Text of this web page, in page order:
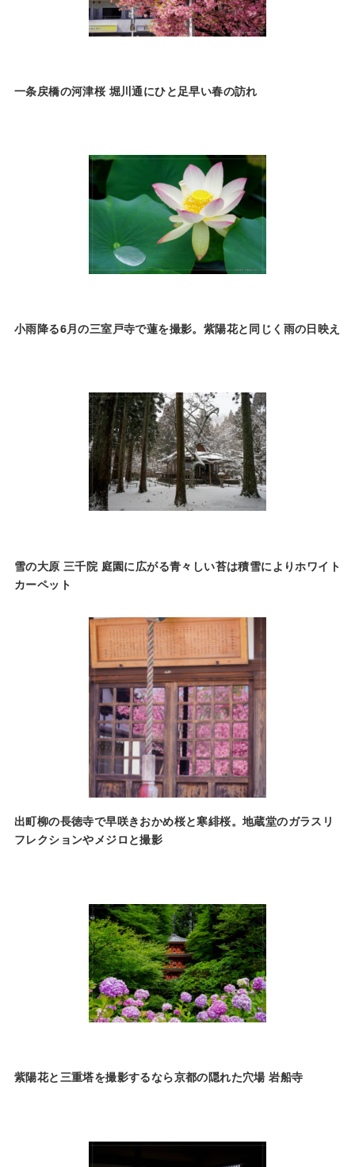
一条戻橋の河津桜 堀川通にひと足早い春の訪れ
小雨降る6月の三室戸寺で蓮を撮影。紫陽花と同じく雨の日映え
雪の大原 三千院 庭園に広がる青々しい苔は積雪によりホワイト
カーペット
出町柳の長徳寺で早咲きおかめ桜と寒緋桜。地蔵堂のガラスリ
フレクションやメジロと撮影
紫陽花と三重塔を撮影するなら京都の隠れた穴場 岩船寺